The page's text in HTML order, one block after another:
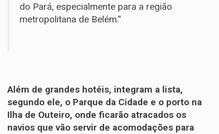
do Pará, especialmente para a região
metropolitana de Belém.”
Além de grandes hotéis, integram a lista,
segundo ele, o Parque da Cidade e o porto na
Ilha de Outeiro, onde ficarão atracados os
navios que vão servir de acomodações para